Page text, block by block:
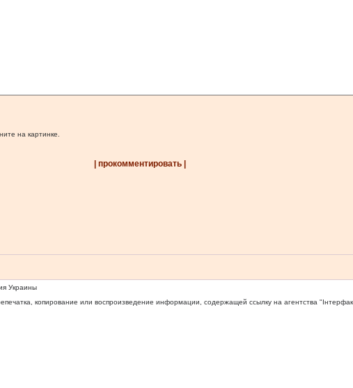
на картинке.
| прокомментировать |
Украины
копирование или воспроизведение информации, содержащей ссылку на агентства